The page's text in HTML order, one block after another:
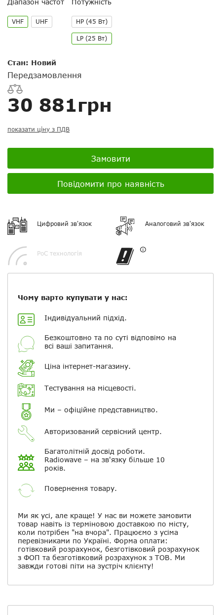
Діапазон частот
VHF UHF
Потужність
HP (45 Вт)
LP (25 Вт)
Стан: Новий
Передзамовлення
30 881грн
показати ціну з ПДВ
Замовити
Повідомити про наявність
Цифровий зв'язок Аналоговий зв'язок
PoC технологія
Чому варто купувати у нас:
Індивідуальний підхід.
Безкоштовно та по суті відповімо на
всі ваші запитання.
Ціна інтернет-магазину.
Тестування на місцевості.
Ми – офіційне представництво.
Авторизований сервісний центр.
Багатолітній досвід роботи.
Radiowave – на зв'язку більше 10
років.
Повернення товару.
Ми як усі, але краще! У нас ви можете замовити
товар навіть із терміновою доставкою по місту,
коли потрібен "на вчора". Працюємо з усіма
перевізниками по Україні. Форма оплати:
готівковий розрахунок, безготівковий розрахунок
з ФОП та безготівковий розрахунок з ТОВ. Ми
завжди готові піти на зустріч клієнту!
Задайте питання
Посилання на відео з Youtube:
+ Вибрати файли
Ваше ім'я
Електронна пошта
електронній пошті
Скасувати
електронній пошті
Поставити запитання